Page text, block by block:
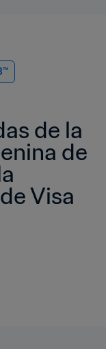
de la
de
Visa